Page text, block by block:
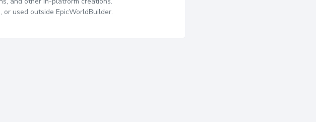
used outside EpicWorldBuilder.